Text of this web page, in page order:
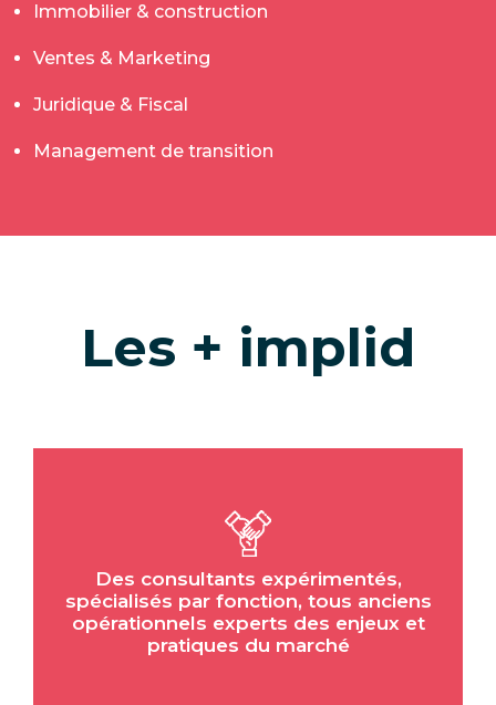
Immobilier & construction
Ventes & Marketing
Juridique & Fiscal
Management de transition
Les + implid
Des consultants expérimentés,
spécialisés par fonction, tous anciens
opérationnels experts des enjeux et
pratiques du marché